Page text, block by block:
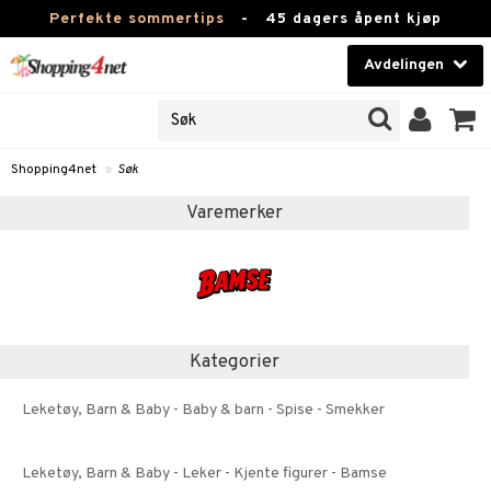
Perfekte sommertips - 45 dagers åpent kjøp
Avdelingen
Kontaktlinser
Kampanjer
Shopping4net » Søk
Varemerker
Kategorier
Leketøy, Barn & Baby - Baby & barn - Spise - Smekker
Leketøy, Barn & Baby - Leker - Kjente figurer - Bamse